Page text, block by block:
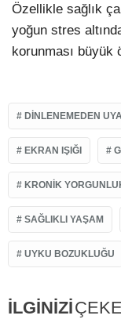
Özellikle sağlık
yoğun stres
korunması büyük
DINLENEMEDEN
EKRAN IŞIĞI
KRONIK
SAĞLIKLI YAŞAM
UYKU BOZUKLUĞU
İLGİNİZİ